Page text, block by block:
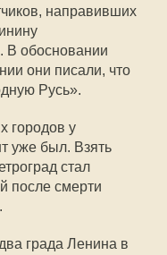
направивших
В обосновании
они писали, что
Русь».
городов у
уже был. Взять
стал
после смерти
града Ленина в